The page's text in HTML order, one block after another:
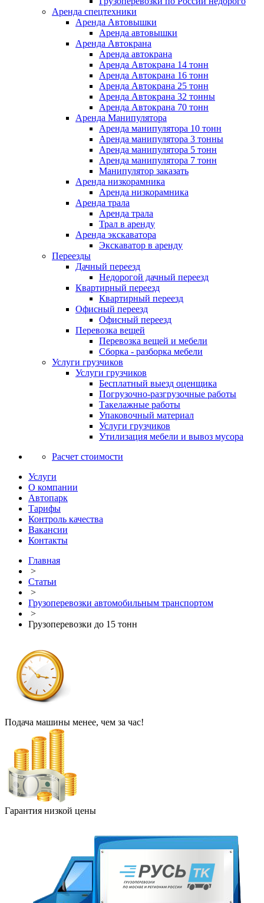
Аренда спецтехники
Аренда Автовышки
Аренда автовышки
Аренда Автокрана
Аренда автокрана
Аренда Автокрана 14 тонн
Аренда Автокрана 16 тонн
Аренда Автокрана 25 тонн
Аренда Автокрана 32 тонны
Аренда Автокрана 70 тонн
Аренда Манипулятора
Аренда манипулятора 10 тонн
Аренда манипулятора 3 тонны
Аренда манипулятора 5 тонн
Аренда манипулятора 7 тонн
Манипулятор заказать
Аренда низкорамника
Аренда низкорамника
Аренда трала
Аренда трала
Трал в аренду
Аренда экскаватора
Экскаватор в аренду
Переезды
Дачный переезд
Недорогой дачный переезд
Квартирный переезд
Квартирный переезд
Офисный переезд
Офисный переезд
Перевозка вещей
Перевозка вещей и мебели
Сборка - разборка мебели
Услуги грузчиков
Услуги грузчиков
Бесплатный выезд оценщика
Погрузочно-разгрузочные работы
Такелажные работы
Упаковочный материал
Услуги грузчиков
Утилизация мебели и вывоз мусора
Расчет стоимости
Услуги
О компании
Автопарк
Тарифы
Контроль качества
Вакансии
Контакты
Главная
>
Статьи
>
Грузоперевозки автомобильным транспортом
>
Грузоперевозки до 15 тонн
Подача машины менее, чем за час!
Гарантия низкой цены